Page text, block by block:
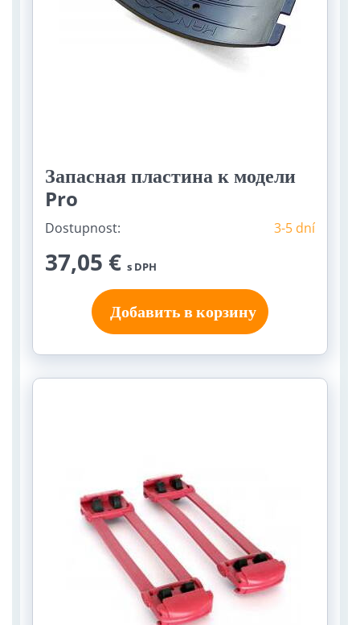
Запасная пластина к модели
Pro
Dostupnost: 3-5 dní
37,05 € s DPH
Добавить в корзину